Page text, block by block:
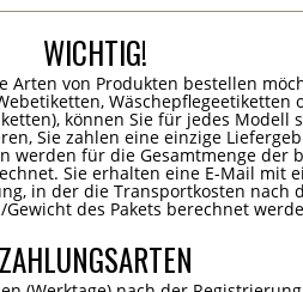
WICHTIG!
Arten von Produkten bestellen
Wäschepflegeetiketten
können Sie für jedes Modell
Sie zahlen eine einzige
werden für die Gesamtmenge der
Sie erhalten eine E-Mail mit
in der die Transportkosten nach
Gewicht des Pakets berechnet
ZAHLUNGSARTEN